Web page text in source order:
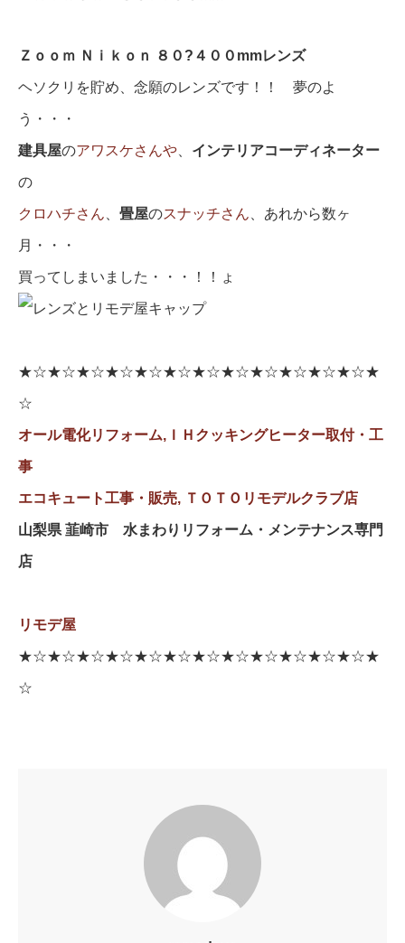
Ｚｏｏｍ Ｎｉｋｏｎ ８０?４００mmレンズ
ヘソクリを貯め、念願のレンズです！！ 夢のよ
う・・・
建具屋のアワスケさんや インテリアコーディネーター
の
クロハチさん 畳屋のスナッチさん 、あれから数ヶ
月・・・
買ってしまいました・・・！！ょ
★☆★☆★☆★☆★☆★☆★☆★☆★☆★☆★☆★☆★
☆
オール電化リフォーム,ＩＨクッキングヒーター取付・工
事
エコキュート工事・販売, ＴＯＴＯリモデルクラブ店
山梨県 韮崎市 水まわりリフォーム・メンテナンス専門
店
リモデ屋
★☆★☆★☆★☆★☆★☆★☆★☆★☆★☆★☆★☆★
☆